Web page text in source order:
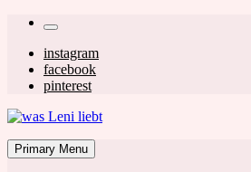
Skip
content
Secondary
left
navigation
Secondary
right
navigation
instagram
facebook
pinterest
Mom & Lifestyle Blog
Primary Menu